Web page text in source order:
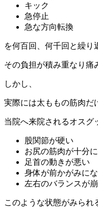
キック
急停止
急な方向転換
を何百回、何千回と繰り
その負担が積み重なり痛
しかし、
実際には太ももの筋肉だ
当院へ来院されるオスグ
股関節が硬い
お尻の筋肉が十分
足首の動きが悪い
身体が前かがみに
左右のバランスが
このような状態がみられ